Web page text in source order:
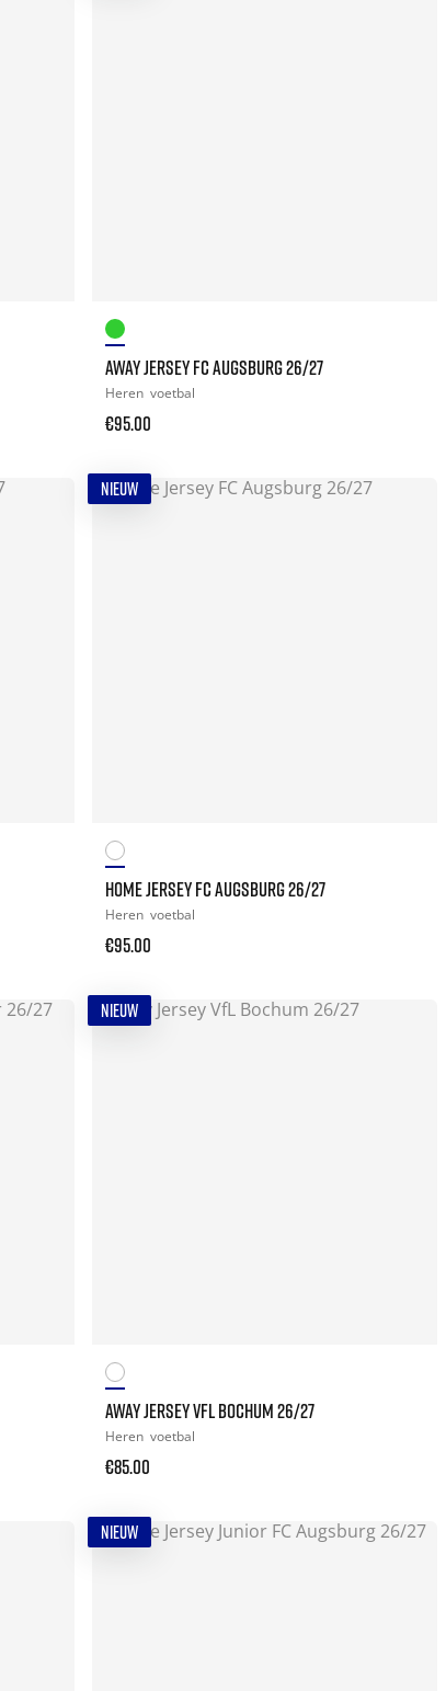
AWAY JERSEY FC AUGSBURG 26/27
Heren voetbal
€95.00
NIEUW
HOME JERSEY FC AUGSBURG 26/27
Heren voetbal
€95.00
NIEUW
AWAY JERSEY VFL BOCHUM 26/27
Heren voetbal
€85.00
NIEUW